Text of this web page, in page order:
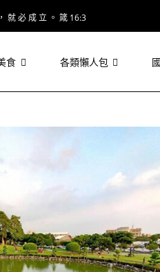
就 必 成 立 。 箴 16:3
食 各類懶人包